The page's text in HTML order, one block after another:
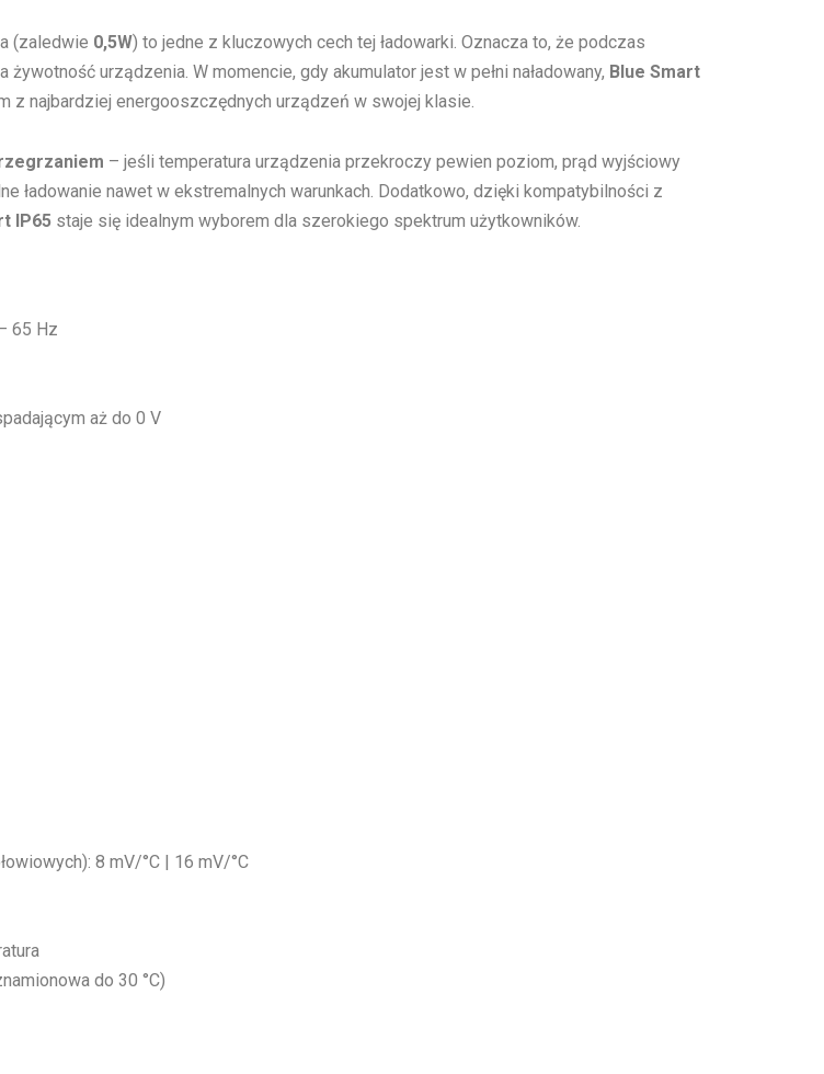
(zaledwie 0,5W) to jedne z kluczowych cech tej ładowarki. Oznacza to, że podczas
urządzenia. W momencie, gdy akumulator jest w pełni naładowany, Blue Smart
z najbardziej energooszczędnych urządzeń w swojej klasie.
– jeśli temperatura urządzenia przekroczy pewien poziom, prąd wyjściowy
ładowanie nawet w ekstremalnych warunkach. Dodatkowo, dzięki kompatybilności z
IP65 staje się idealnym wyborem dla szerokiego spektrum użytkowników.
65 Hz
aż do 0 V
8 mV/°C | 16 mV/°C
do 30 °C)